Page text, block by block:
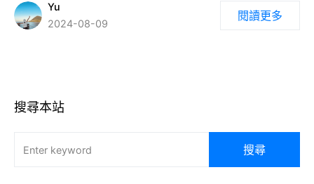
Yu
2024-08-09
閱讀更多
搜尋本站
搜尋